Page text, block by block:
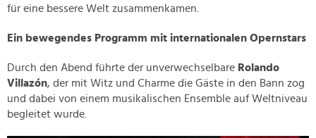
für eine bessere Welt zusammenkamen.
Ein bewegendes Programm mit internationalen Opernstars
Durch den Abend führte der unverwechselbare Rolando
Villazón, der mit Witz und Charme die Gäste in den Bann zog
und dabei von einem musikalischen Ensemble auf Weltniveau
begleitet wurde.